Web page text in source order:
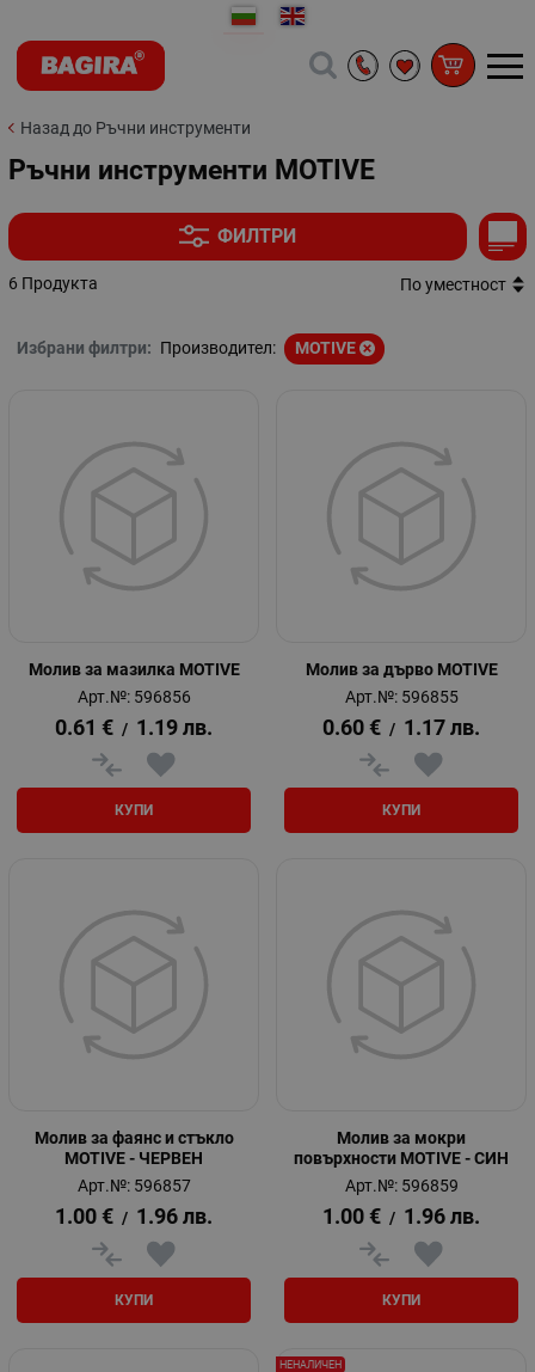
Назад до Ръчни инструменти
Ръчни инструменти MOTIVE
ФИЛТРИ
6 Продукта По уместност
Избрани филтри: Производител: MOTIVE
Молив за мазилка MOTIVE
Арт.№: 596856
0.61 € / 1.19 лв.
КУПИ
Молив за дърво MOTIVE
Арт.№: 596855
0.60 € / 1.17 лв.
КУПИ
Молив за фаянс и стъкло
MOTIVE - ЧЕРВЕН
Арт.№: 596857
1.00 € / 1.96 лв.
КУПИ
Молив за мокри
повърхности MOTIVE - СИН
Арт.№: 596859
1.00 € / 1.96 лв.
КУПИ
НЕНАЛИЧЕН